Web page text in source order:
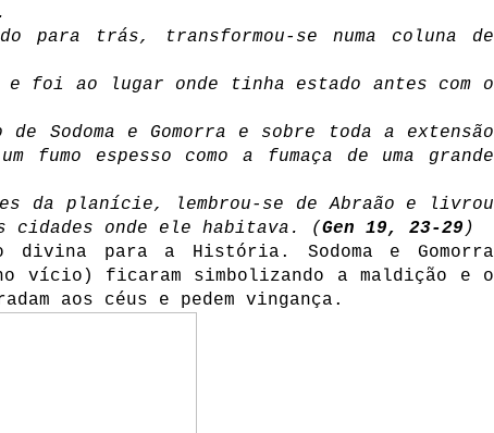
para trás, transformou-se numa coluna de
e foi ao lugar onde tinha estado antes com o
Sodoma e Gomorra e sobre toda a extensão
espesso como a fumaça de uma grande
da planície, lembrou-se de Abraão e livrou
cidades onde ele habitava. (Gen 19, 23-29 )
divina para a História. Sodoma e Gomorra
vício) ficaram simbolizando a maldição e o
aos céus e pedem vingança.